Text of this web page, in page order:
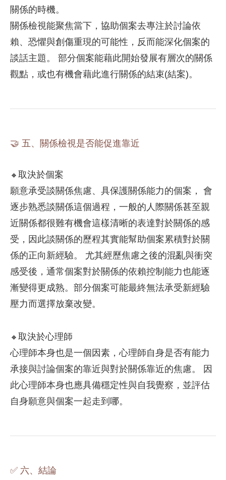
關係的時機。
關係檢視能聚焦當下，協助個案去專注於討論依
賴、恐懼與創傷重現的可能性，反而能深化個案的
談話主題。 部分個案能藉此開始發展有層次的關係
觀點，或也有機會藉此進行關係的結束(結案)。
🤝 五、關係檢視是否能促進靠近
🔸 取決於個案
願意承受談關係焦慮、具保護關係能力的個案， 會
逐步熟悉談關係這個過程，一般的人際關係甚至親
近關係都很難有機會這樣清晰的表達對於關係的感
受，因此談關係的歷程其實能幫助個案累積對於關
係的正向新經驗。 尤其經歷焦慮之後的混亂與衝突
感受後，通常個案對於關係的依賴控制能力也能逐
漸變得更成熟。 部分個案可能最終無法承受新經驗
壓力而選擇放棄改變。
🔸 取決於心理師
心理師本身也是一個因素，心理師自身是否有能力
承接與討論個案的靠近與對於關係靠近的焦慮。 因
此心理師本身也應具備穩定性與自我覺察，並評估
自身願意與個案一起走到哪。
✅ 六、結論